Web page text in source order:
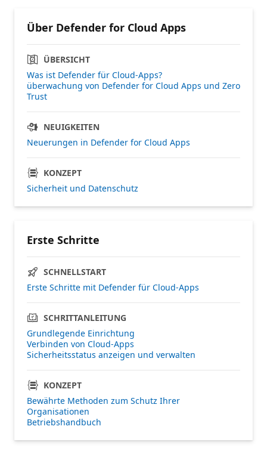
Über Defender for Cloud Apps
ÜBERSICHT
Was ist Defender für Cloud-Apps?
überwachung von Defender for Cloud Apps und Zero
Trust
NEUIGKEITEN
Neuerungen in Defender for Cloud Apps
KONZEPT
Sicherheit und Datenschutz
Erste Schritte
SCHNELLSTART
Erste Schritte mit Defender für Cloud-Apps
SCHRITTANLEITUNG
Grundlegende Einrichtung
Verbinden von Cloud-Apps
Sicherheitsstatus anzeigen und verwalten
KONZEPT
Bewährte Methoden zum Schutz Ihrer
Organisationen
Betriebshandbuch